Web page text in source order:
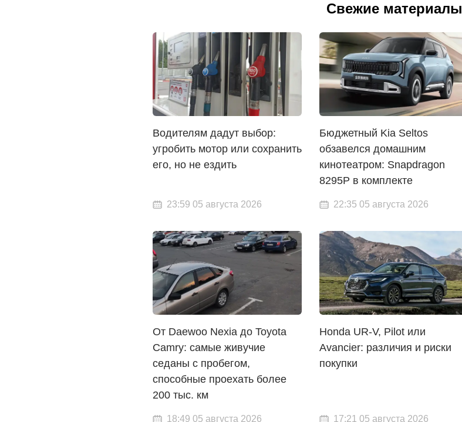
Свежие материалы
Водителям дадут выбор:
угробить мотор или сохранить
его, но не ездить
23:59 05 августа 2026
Бюджетный Kia Seltos
обзавелся домашним
кинотеатром: Snapdragon
8295P в комплекте
22:35 05 августа 2026
От Daewoo Nexia до Toyota
Camry: самые живучие
седаны с пробегом,
способные проехать более
200 тыс. км
18:49 05 августа 2026
Honda UR-V, Pilot или
Avancier: различия и риски
покупки
17:21 05 августа 2026